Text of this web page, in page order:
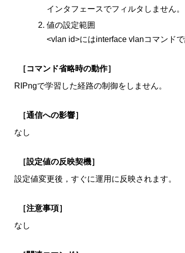
インタフェースでフィルタしません。
値の設定範囲
<vlan id>にはinterface vlanコマンド
［コマンド省略時の動作］
RIPngで学習した経路の制御をしません。
［通信への影響］
なし
［設定値の反映契機］
設定値変更後，すぐに運用に反映されます。
［注意事項］
なし